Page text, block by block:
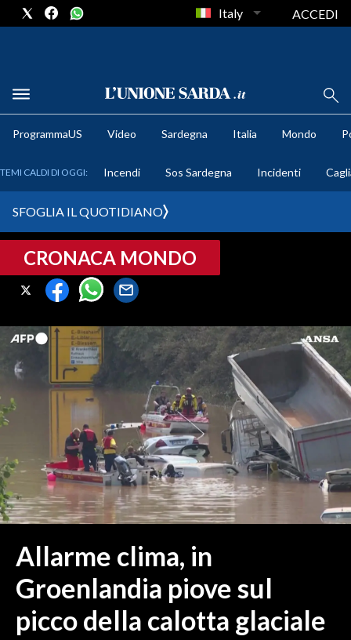
METEO
CRONACA SARDEGNA
CAGLIARI
SULCIS IGLESIENTE
MEDIO CAMPIDANO
ORISTANO E PROVINCIA
SASSARI E PROVINCIA
NUORO E PROVINCIA
OGLIASTRA
AGENDA
ITALIA
MONDO
POLITICA
Italy ACCEDI
ProgrammaUS Video Sardegna Italia Mondo
TEMI CALDI DI OGGI: Incendi Sos Sardegna Incidenti
SFOGLIA IL QUOTIDIANO
CRONACA MONDO
Allarme clima, in
Groenlandia piove sul
picco della calotta glaciale